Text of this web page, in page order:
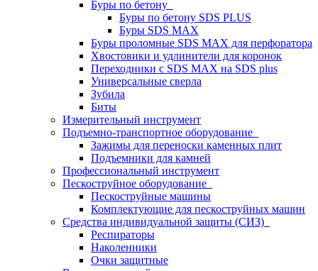
Буры по бетону
Буры по бетону SDS PLUS
Буры SDS MAX
Буры проломные SDS MAX для перфоратора
Хвостовики и удлинители для коронок
Переходники с SDS MAX на SDS plus
Универсальные сверла
Зубила
Биты
Измерительный инструмент
Подъемно-транспортное оборудование
Зажимы для переноски каменных плит
Подъемники для камней
Профессиональный инструмент
Пескоструйное оборудование
Пескоструйные машины
Комплектующие для пескоструйных машин
Средства индивидуальной защиты (СИЗ)
Респираторы
Наколенники
Очки защитные